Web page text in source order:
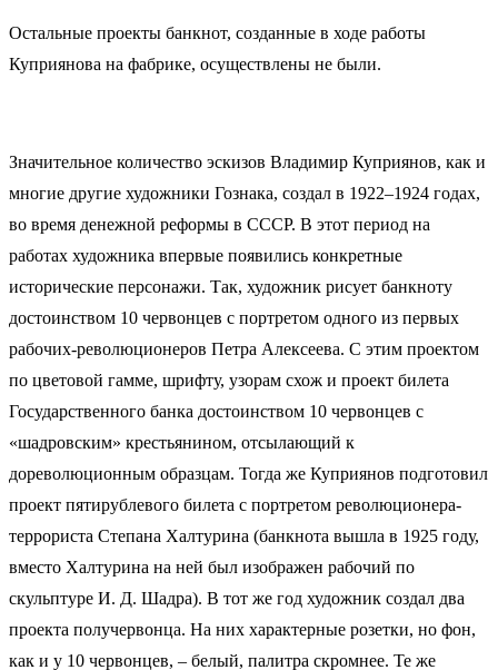
Остальные проекты банкнот, созданные в ходе работы
Куприянова на фабрике, осуществлены не были.
Значительное количество эскизов Владимир Куприянов, как и
многие другие художники Гознака, создал в 1922–1924 годах,
во время денежной реформы в СССР. В этот период на
работах художника впервые появились конкретные
исторические персонажи. Так, художник рисует банкноту
достоинством 10 червонцев с портретом одного из первых
рабочих-революционеров Петра Алексеева. С этим проектом
по цветовой гамме, шрифту, узорам схож и проект билета
Государственного банка достоинством 10 червонцев с
«шадровским» крестьянином, отсылающий к
дореволюционным образцам. Тогда же Куприянов подготовил
проект пятирублевого билета с портретом революционера-
террориста Степана Халтурина (банкнота вышла в 1925 году,
вместо Халтурина на ней был изображен рабочий по
скульптуре И. Д. Шадра). В тот же год художник создал два
проекта получервонца. На них характерные розетки, но фон,
как и у 10 червонцев, – белый, палитра скромнее. Те же